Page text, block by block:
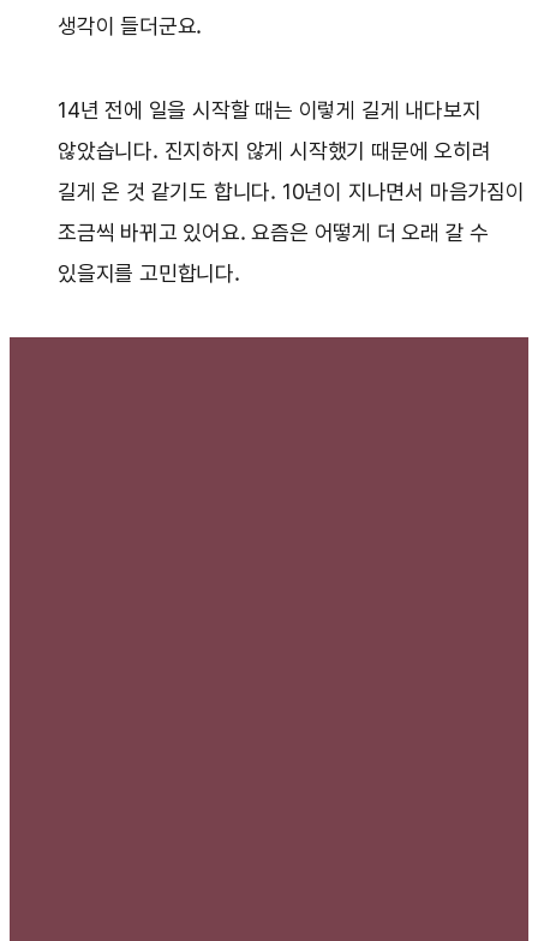
생각이 들더군요.
14년 전에 일을 시작할 때는 이렇게 길게 내다보지
않았습니다. 진지하지 않게 시작했기 때문에 오히려
길게 온 것 같기도 합니다. 10년이 지나면서 마음가짐이
조금씩 바뀌고 있어요. 요즘은 어떻게 더 오래 갈 수
있을지를 고민합니다.